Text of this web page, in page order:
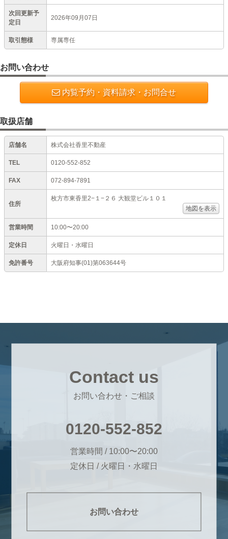
次回更新予
定日
2026年09月07日
取引態様 専属専任
お問い合わせ
内覧予約・資料請求・お問合せ
取扱店舗
店舗名 株式会社香里不動産
TEL 0120-552-852
FAX 072-894-7891
住所
枚方市東香里2−１−２６ 大観堂ビル１０１
地図を表示
営業時間 10:00〜20:00
定休日 火曜日・水曜日
免許番号 大阪府知事(01)第063644号
Contact us
お問い合わせ・ご相談
0120-552-852
営業時間 / 10:00〜20:00
定休日 / 火曜日・水曜日
お問い合わせ